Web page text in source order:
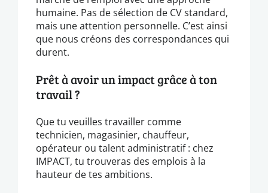
humaine. Pas de sélection de CV standard,
mais une attention personnelle. C’est ainsi
que nous créons des correspondances qui
durent.
Prêt à avoir un impact grâce à ton
travail ?
Que tu veuilles travailler comme
technicien, magasinier, chauffeur,
opérateur ou talent administratif : chez
IMPACT, tu trouveras des emplois à la
hauteur de tes ambitions.